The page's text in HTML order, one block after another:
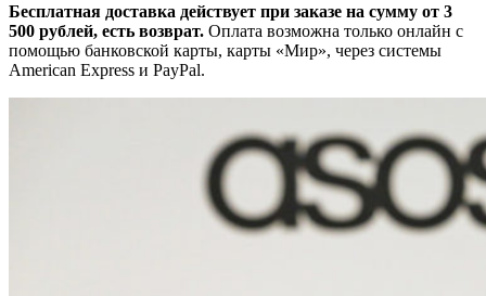
Бесплатная доставка действует при заказе на сумму от 3
500 рублей, есть возврат. Оплата возможна только онлайн с
помощью банковской карты, карты «Мир», через системы
American Express и PayPal.